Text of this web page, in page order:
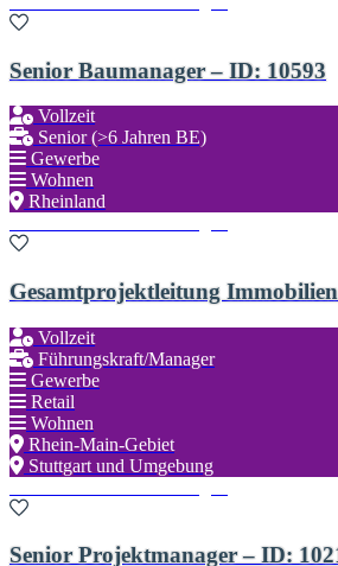
Senior Baumanager – ID: 10593
Vollzeit
Senior (>6 Jahren BE)
Gewerbe
Wohnen
Rheinland
Gesamtprojektleitung
Vollzeit
Führungskraft/Manager
Gewerbe
Retail
Wohnen
Rhein-Main-Gebiet
Stuttgart und Umgebung
Senior Projektmanager – ID: